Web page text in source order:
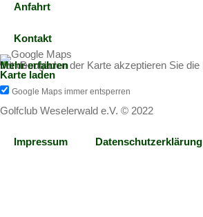
Anfahrt
Kontakt
Mit dem Laden der Karte akzeptieren Sie die Datenschutzerklärung von Google.
Mehr erfahren
Karte laden
Google Maps immer entsperren
Golfclub Weselerwald e.V. © 2022
Impressum Datenschutzerklärung